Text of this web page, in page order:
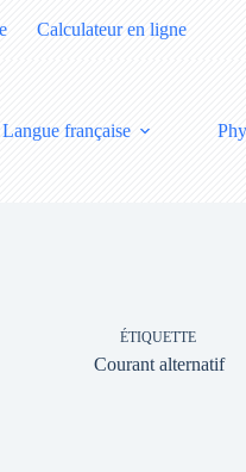
Calculateur en ligne
Langue française
ÉTIQUETTE
Courant alternatif